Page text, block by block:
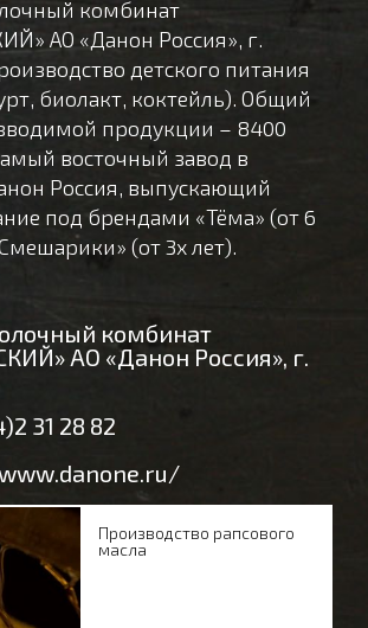
комбинат
АО «Данон Россия», г.
детского питания
биолакт, коктейль). Общий
продукции – 8400
восточный завод в
Россия, выпускающий
под брендами «Тёма» (от 6
(от 3х лет).
комбинат
АО «Данон Россия», г.
31 28 82
Производство рапсового
масла